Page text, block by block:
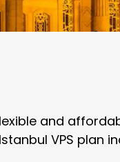
and
VPS plan